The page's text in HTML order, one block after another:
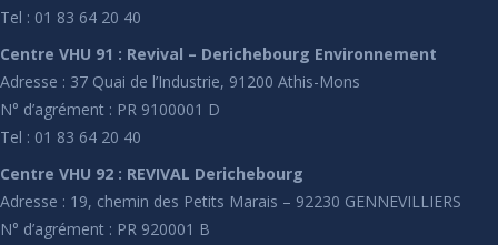
Tel : 01 83 64 20 40
Centre VHU 91 : Revival – Derichebourg Environnement
Adresse : 37 Quai de l’Industrie, 91200 Athis-Mons
N° d’agrément : PR 9100001 D
Tel : 01 83 64 20 40
Centre VHU 92 : REVIVAL Derichebourg
Adresse : 19, chemin des Petits Marais – 92230 GENNEVILLIERS
N° d’agrément : PR 920001 B